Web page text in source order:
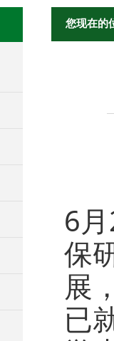
您现在的
6
保
展
已